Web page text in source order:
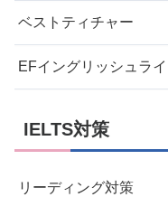
ベストティチャー
EFイングリッシュラ
IELTS対策
リーディング対策